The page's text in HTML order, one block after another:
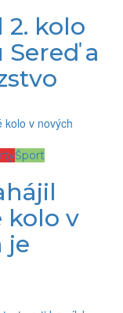
2. kolo
a
Šport
kolo v
je